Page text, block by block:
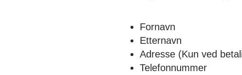
Fornavn
Etternavn
Adresse (Kun ved
Telefonnummer